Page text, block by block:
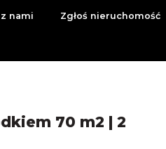
nami Zgłoś nieruchomość
70 m2 | 2